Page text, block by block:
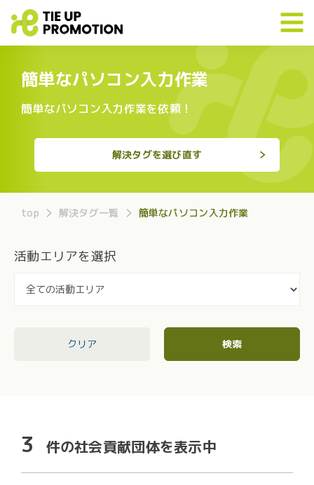
簡単なパソコン入力作業
簡単なパソコン入力作業を依頼！
解決タグを選び直す
top 解決タグ一覧 簡単なパソコン入力作業
活動エリアを選択
クリア 検索
3 件の社会貢献団体を表示中